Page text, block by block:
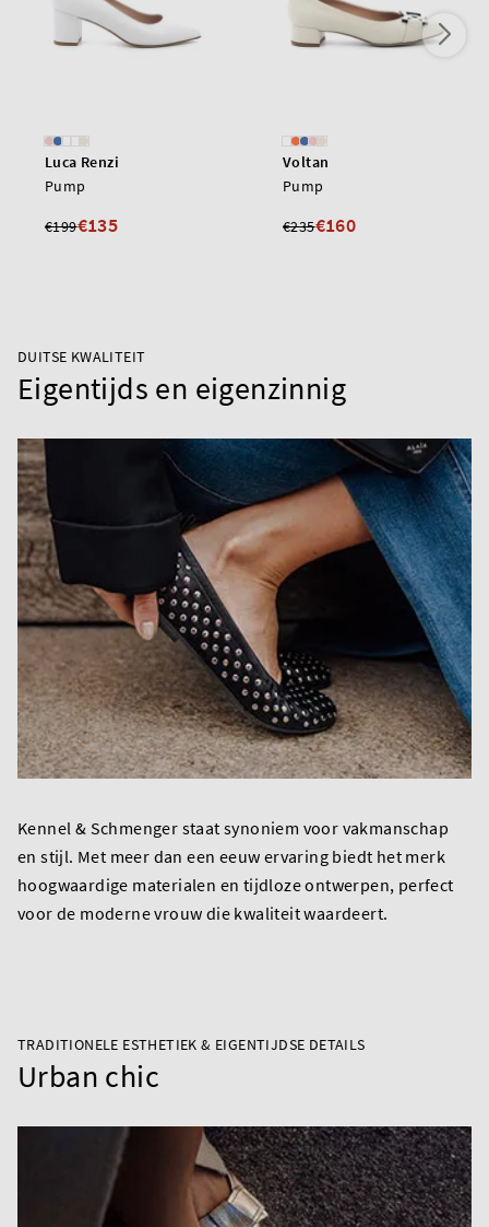
Luca Renzi
Pump
€199€135
Voltan
Pump
€235€160
DUITSE KWALITEIT
Eigentijds en eigenzinnig
Kennel & Schmenger staat synoniem voor vakmanschap
en stijl. Met meer dan een eeuw ervaring biedt het merk
hoogwaardige materialen en tijdloze ontwerpen, perfect
voor de moderne vrouw die kwaliteit waardeert.
TRADITIONELE ESTHETIEK & EIGENTIJDSE DETAILS
Urban chic